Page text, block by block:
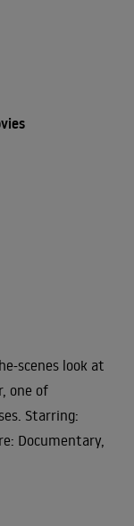
scenes look at
one of
Starring:
Documentary,